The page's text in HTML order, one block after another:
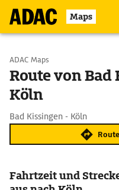
Maps
Start wählen
Ziel eingeben
ADAC Maps
Route von Bad
Köln
Bad Kissingen - Köln
Fahrtzeit und